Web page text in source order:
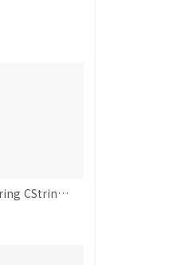
OutputDebugString CString 의 범위가 넘어도 출력하기